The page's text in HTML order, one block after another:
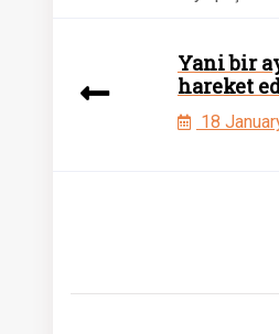
Yani bir
hareket
18